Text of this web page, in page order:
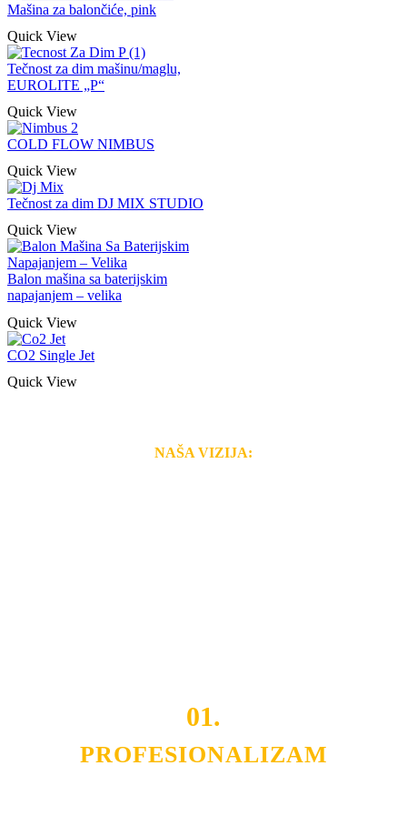
Mašina za balončiće, pink
Quick View
Tečnost za dim mašinu/maglu,
EUROLITE „P“
Quick View
COLD FLOW NIMBUS
Quick View
Tečnost za dim DJ MIX STUDIO
Quick View
Balon mašina sa baterijskim
napajanjem – velika
Quick View
CO2 Single Jet
Quick View
NAŠA VIZIJA:
01.
PROFESIONALIZAM